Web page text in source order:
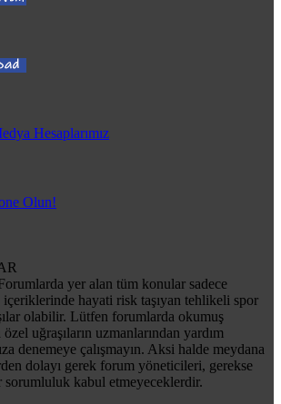
Hesaplarımız
Olun!
yer alan tüm konular sadece
içeriklerinde hayati risk taşıyan tehlikeli spor
olabilir. Lütfen forumlarda okumuş
uğraşıların uzmanlarından yardım
denemeye çalışmayın. Aksi halde meydana
dolayı gerek forum yöneticileri, gerekse
sorumluluk kabul etmeyeceklerdir.